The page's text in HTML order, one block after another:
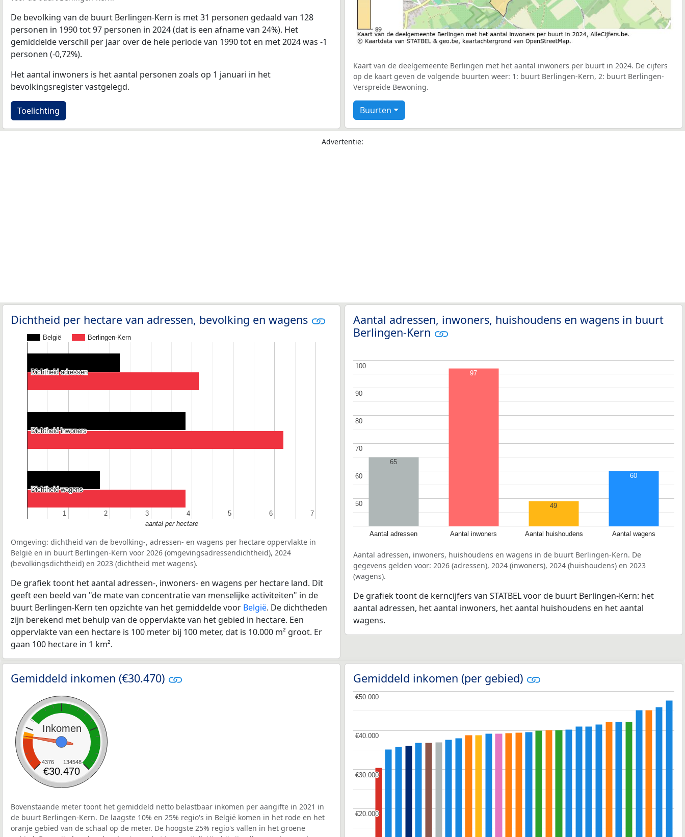
De bevolking van de buurt Berlingen-Kern is met 31 personen gedaald van 128
personen in 1990 tot 97 personen in 2024 (dat is een afname van 24%). Het
gemiddelde verschil per jaar over de hele periode van 1990 tot en met 2024 was -1
personen (-0,72%).
Het aantal inwoners is het aantal personen zoals op 1 januari in het
bevolkingsregister vastgelegd.
Toelichting
Kaart van de deelgemeente Berlingen met het aantal inwoners per buurt in 2024. De cijfers
op de kaart geven de volgende buurten weer: 1: buurt Berlingen-Kern, 2: buurt Berlingen-
Verspreide Bewoning.
Buurten
Advertentie:
Dichtheid per hectare van adressen, bevolking en wagens
België Berlingen-Kern
11 2
2 3
3 4
4 5
5 6
6 7
7
Dichtheid adressen
Dichtheid adressen
Dichtheid inwoners
Dichtheid inwoners
Dichtheid wagens
Dichtheid wagens
aantal per hectare
Omgeving: dichtheid van de bevolking-, adressen- en wagens per hectare oppervlakte in
België en in buurt Berlingen-Kern voor 2026 (omgevingsadressendichtheid), 2024
(bevolkingsdichtheid) en 2023 (dichtheid met wagens).
De grafiek toont het aantal adressen-, inwoners- en wagens per hectare land. Dit
geeft een beeld van "de mate van concentratie van menselijke activiteiten" in de
buurt Berlingen-Kern ten opzichte van het gemiddelde voor België. De dichtheden
zijn berekend met behulp van de oppervlakte van het gebied in hectare. Een
oppervlakte van een hectare is 100 meter bij 100 meter, dat is 10.000 m² groot. Er
gaan 100 hectare in 1 km².
Aantal adressen, inwoners, huishoudens en wagens in buurt
Berlingen-Kern
Aantal adressen Aantal inwoners Aantal huishoudens Aantal wagens
50
50
60
60
70
70
80
80
90
90
100
100
65
97
49
60
Aantal adressen, inwoners, huishoudens en wagens in de buurt Berlingen-Kern. De
gegevens gelden voor: 2026 (adressen), 2024 (inwoners), 2024 (huishoudens) en 2023
(wagens).
De grafiek toont de kerncijfers van STATBEL voor de buurt Berlingen-Kern: het
aantal adressen, het aantal inwoners, het aantal huishoudens en het aantal
wagens.
Gemiddeld inkomen (€30.470)
Inkomen
4376 134548
€30.470
Bovenstaande meter toont het gemiddeld netto belastbaar inkomen per aangifte in 2021 in
de buurt Berlingen-Kern. De laagste 10% en 25% regio's in België komen in het rode en het
oranje gebied van de schaal op de meter. De hoogste 25% regio's vallen in het groene
Gemiddeld inkomen (per gebied)
€20.000
€20.000
€30.000
€30.000
€40.000
€40.000
€50.000
€50.000